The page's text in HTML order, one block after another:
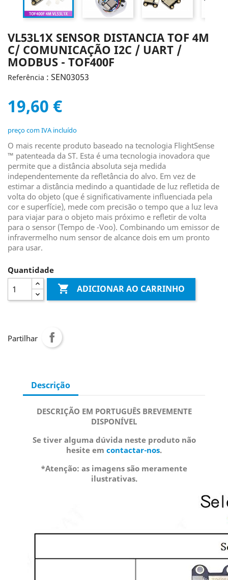
VL53L1X SENSOR DISTANCIA TOF 4M
C/ COMUNICAÇÃO I2C / UART /
MODBUS - TOF400F
Referência : SEN03053
19,60 €
preço com IVA incluído
O mais recente produto baseado na tecnologia FlightSense
™ patenteada da ST. Esta é uma tecnologia inovadora que
permite que a distância absoluta seja medida
independentemente da refletância do alvo. Em vez de
estimar a distância medindo a quantidade de luz refletida de
volta do objeto (que é significativamente influenciada pela
cor e superfície), mede com precisão o tempo que a luz leva
para viajar para o objeto mais próximo e refletir de volta
para o sensor (Tempo de -Voo). Combinando um emissor de
infravermelho num sensor de alcance dois em um pronto
para usar.
Quantidade
 ADICIONAR AO CARRINHO
Partilhar
Descrição
DESCRIÇÃO EM PORTUGUÊS BREVEMENTE
DISPONÍVEL
Se tiver alguma dúvida neste produto não
hesite em contactar-nos.
*Atenção: as imagens são meramente
ilustrativas.